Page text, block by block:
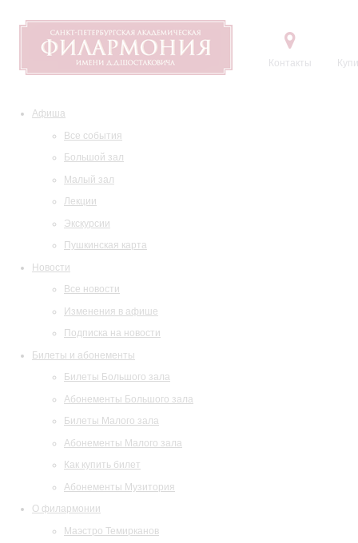
Контакты
Афиша
Все события
Большой зал
Малый зал
Лекции
Экскурсии
Пушкинская карта
Новости
Все новости
Изменения в афише
Подписка на новости
Билеты и абонементы
Билеты Большого зала
Абонементы Большого зала
Билеты Малого зала
Абонементы Малого зала
Как купить билет
Абонементы Музитория
О филармонии
Маэстро Темирканов